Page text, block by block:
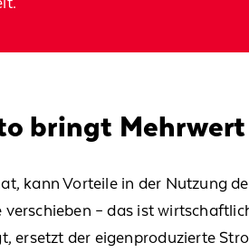
bringt
kann Vorteile in der Nutzung
– das ist
ersetzt der eigenproduzierte